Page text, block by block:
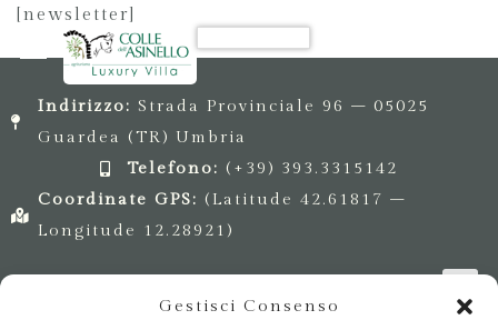
Gestisci Consenso
[newsletter]
Indirizzo: Strada Provinciale 96 – 05025
Guardea (TR) Umbria
Telefono: (+39) 393.3315142
Coordinate GPS: (Latitude 42.61817 –
Longitude 12.28921)